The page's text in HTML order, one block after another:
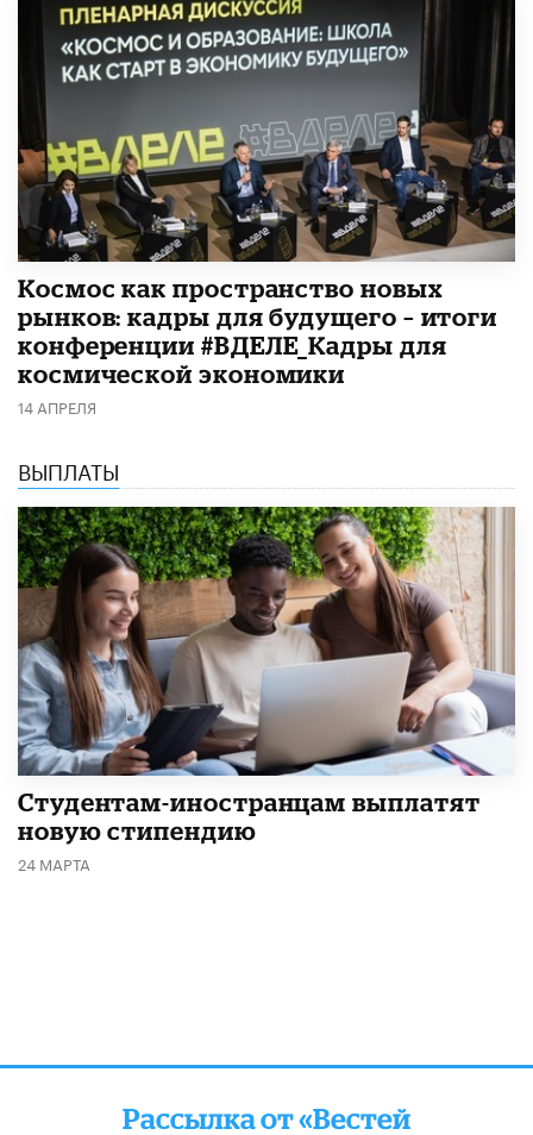
Космос как пространство новых
рынков: кадры для будущего – итоги
конференции #ВДЕЛЕ_Кадры для
космической экономики
14 АПРЕЛЯ
ВЫПЛАТЫ
Студентам-иностранцам выплатят
новую стипендию
24 МАРТА
Рассылка от «Вестей